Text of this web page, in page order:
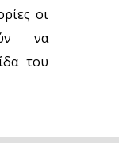
οι
να
του